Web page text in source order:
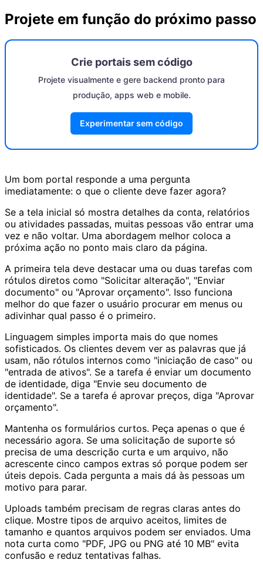
Projete em função do próximo passo
Crie portais sem código
Projete visualmente e gere backend pronto para
produção, apps web e mobile.
Experimentar sem código
Um bom portal responde a uma pergunta
imediatamente: o que o cliente deve fazer agora?
Se a tela inicial só mostra detalhes da conta, relatórios
ou atividades passadas, muitas pessoas vão entrar uma
vez e não voltar. Uma abordagem melhor coloca a
próxima ação no ponto mais claro da página.
A primeira tela deve destacar uma ou duas tarefas com
rótulos diretos como "Solicitar alteração", "Enviar
documento" ou "Aprovar orçamento". Isso funciona
melhor do que fazer o usuário procurar em menus ou
adivinhar qual passo é o primeiro.
Linguagem simples importa mais do que nomes
sofisticados. Os clientes devem ver as palavras que já
usam, não rótulos internos como "iniciação de caso" ou
"entrada de ativos". Se a tarefa é enviar um documento
de identidade, diga "Envie seu documento de
identidade". Se a tarefa é aprovar preços, diga "Aprovar
orçamento".
Mantenha os formulários curtos. Peça apenas o que é
necessário agora. Se uma solicitação de suporte só
precisa de uma descrição curta e um arquivo, não
acrescente cinco campos extras só porque podem ser
úteis depois. Cada pergunta a mais dá às pessoas um
motivo para parar.
Uploads também precisam de regras claras antes do
clique. Mostre tipos de arquivo aceitos, limites de
tamanho e quantos arquivos podem ser enviados. Uma
nota curta como "PDF, JPG ou PNG até 10 MB" evita
confusão e reduz tentativas falhas.